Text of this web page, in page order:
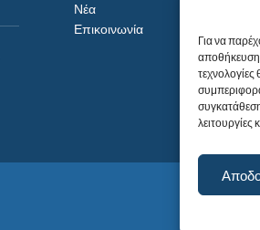
Για να
αποθήκευση
λειτουργίες
Νέα
Επικοινωνία